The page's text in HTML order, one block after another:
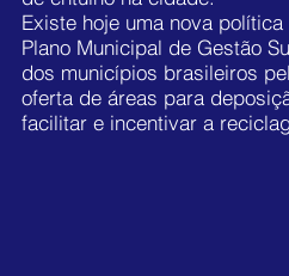
Existe hoje uma nova
Plano Municipal de Gestão
dos municípios brasileiros
oferta de áreas para
facilitar e incentivar a